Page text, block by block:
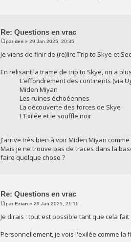
Re: Questions en vrac
parden » 29 Jan 2025, 20:35
Je viens de finir de (re)lire Trip to Skye et
En relisant la trame de trip to Skye, on a
L'effondrement des continents (via
Miden Miyan
Les ruines échoéennes
La découverte des forces de Skye
L'Exilée et le souffle noir
J'arrive très bien à voir Miden Miyan
Mais je ne trouve pas de traces dans la
faire quelque chose ?
Re: Questions en vrac
parEzian » 29 Jan 2025, 21:11
Je dirais : tout est possible tant que cela
Personnellement, je vois l'exilée comme la